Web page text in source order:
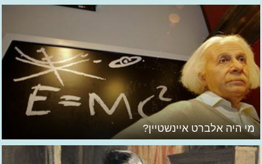
מי היה אלברט איינשטיין?